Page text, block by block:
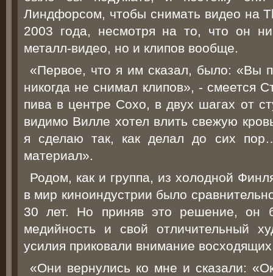
Линдфорсом, чтобы снимать видео на
2003 года, несмотря на то, что он
металл-видео, но и клипов вообще.
«Первое, что я им сказал, было: «Вы
никогда не снимал клипов», - смеется
пива в центре Сохо, в двух шагах от
видимо Вилле хотел влить свежую
я сделаю так, как делал до сих
материал».
Родом, как и группа, из холодной
в мир киноиндустрии было
30 лет. Но приняв это решение, он
медийность и свой отличительный
усилия приковали внимание
«Они вернулись ко мне и сказали: